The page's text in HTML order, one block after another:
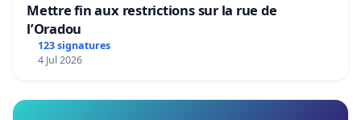
Mettre fin aux restrictions sur la rue de
l’Oradou
123 signatures
4 Jul 2026